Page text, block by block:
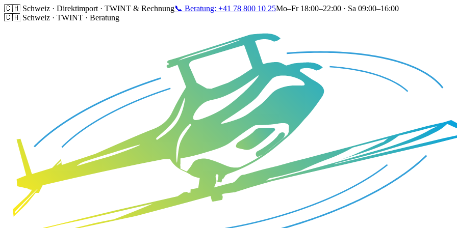
🇨🇭 Schweiz · Direktimport · TWINT & Rechnung📞 Beratung: +41 78 800 10 25Mo–Fr 18:00–22:00 · Sa 09:00–16:00
🇨🇭 Schweiz · TWINT · Beratung